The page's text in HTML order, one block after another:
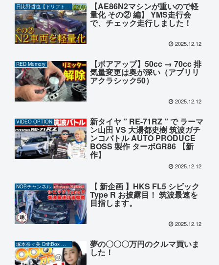
日比野哲也【ドリフト】CHANNEL 【AE86N2マシンが重いので軽
量化 その② 編】 YMS走行会
で、チェック走行しました！
2025.12.12
RED Memory 【ボアアップ】50cc → 70cc 排
気量変更は奥が深い（アプリリ
アクラシック50）
2025.12.12
VIDEO OPTION 新タイヤ ” RE-71RZ ” で ラーマ
ン山田 VS 大湯都史樹 筑波ガチ
ンコバトル AUTO PRODUCE
BOSS 製作 ターボGR86 【新
作】
2025.12.12
NOBチャンネル 【 新企画 】HKS FL5 シビック
Type R お披露目！ 筑波最速を
目指します。
2025.12.12
塚本奈々美 DriftBox チャンネル 夢の〇〇〇万円のクルマ買いま
した！